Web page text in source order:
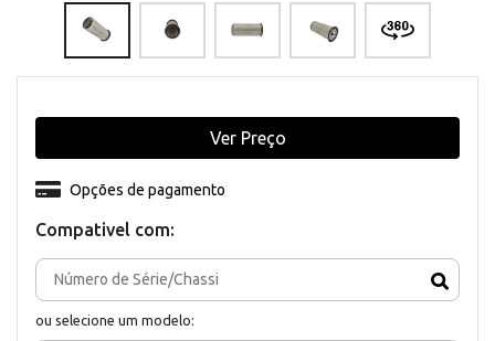
Compativel com:
ou selecione um modelo:
Opções de pagamento
Ver Preço